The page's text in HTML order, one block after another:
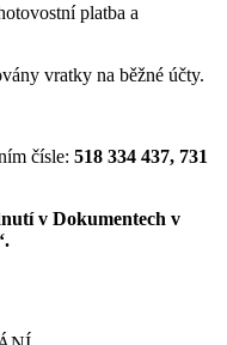
platba a
vratky na běžné účty.
čísle: 518 334 437, 731
v Dokumentech v